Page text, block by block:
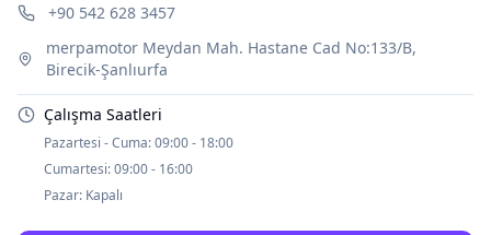
+90 542 628 3457
merpamotor Meydan Mah. Hastane Cad No:133/B,
Birecik-Şanlıurfa
Çalışma Saatleri
Pazartesi - Cuma:09:00 - 18:00
Cumartesi:09:00 - 16:00
Pazar: Kapalı